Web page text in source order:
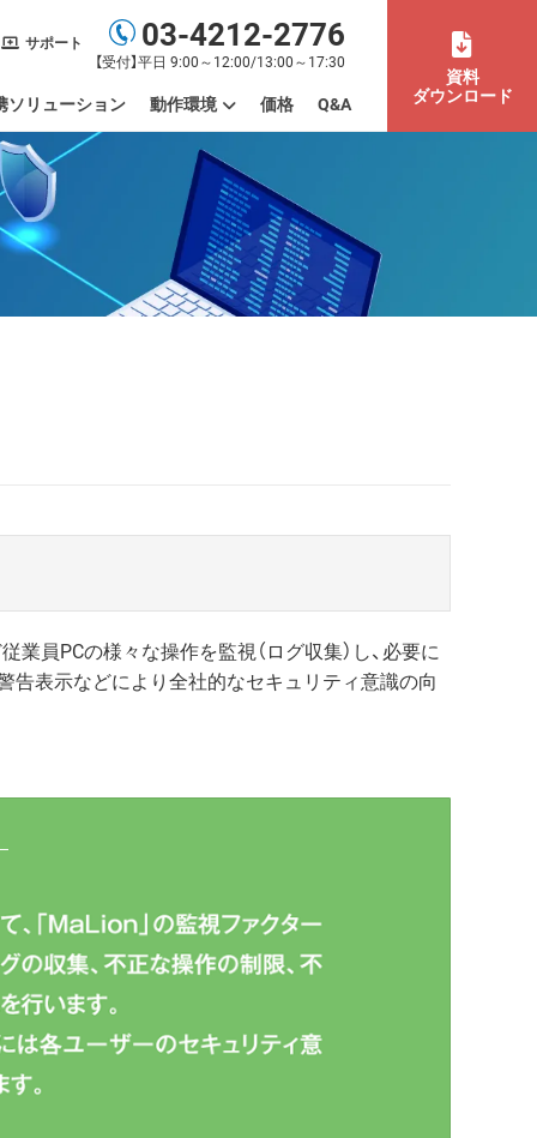
サポート 03-4212-2776
【受付】平日 9:00～12:00/13:00～17:30
利用場所まで管理したい
とめて管理したい
スを一元管理したい
ートやパッチを管理したい
認証取得を効率化したい
したい
労働）を管理したい
ソリューション 動作環境
動作環境
制限事項
価格 Q&A
資料
ダウンロード
員PCの様々な操作を監視（ログ収集）し、必要に
告表示などにより全社的なセキュリティ意識の向